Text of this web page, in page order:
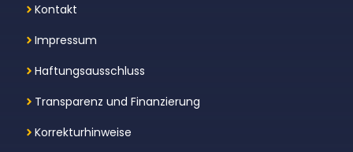
Kontakt
Impressum
Haftungsausschluss
Transparenz und Finanzierung
Korrekturhinweise